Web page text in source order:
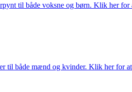
til både voksne og børn. Klik her for
til både mænd og kvinder. Klik her for at